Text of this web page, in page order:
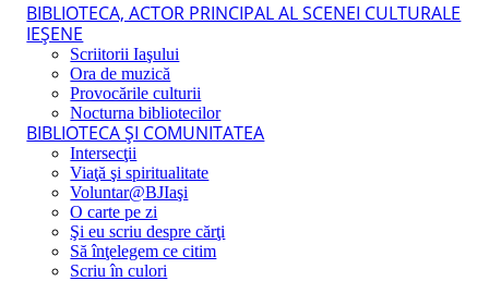
BIBLIOTECA, ACTOR PRINCIPAL AL SCENEI CULTURALE
IEŞENE
Scriitorii Iaşului
Ora de muzică
Provocările culturii
Nocturna bibliotecilor
BIBLIOTECA ŞI COMUNITATEA
Intersecţii
Viaţă şi spiritualitate
Voluntar@BJIaşi
O carte pe zi
Şi eu scriu despre cărţi
Să înţelegem ce citim
Scriu în culori